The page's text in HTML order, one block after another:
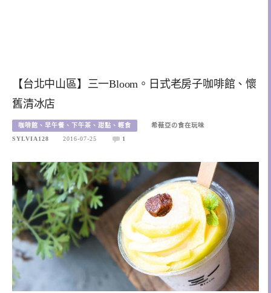
【台北中山區】三一Bloom。日式老房子咖啡館、懷
舊清冰店
咖啡館、早午餐、下午茶、甜點、輕食
希薇亞の食在玩味
SYLVIA128
2016-07-25 1